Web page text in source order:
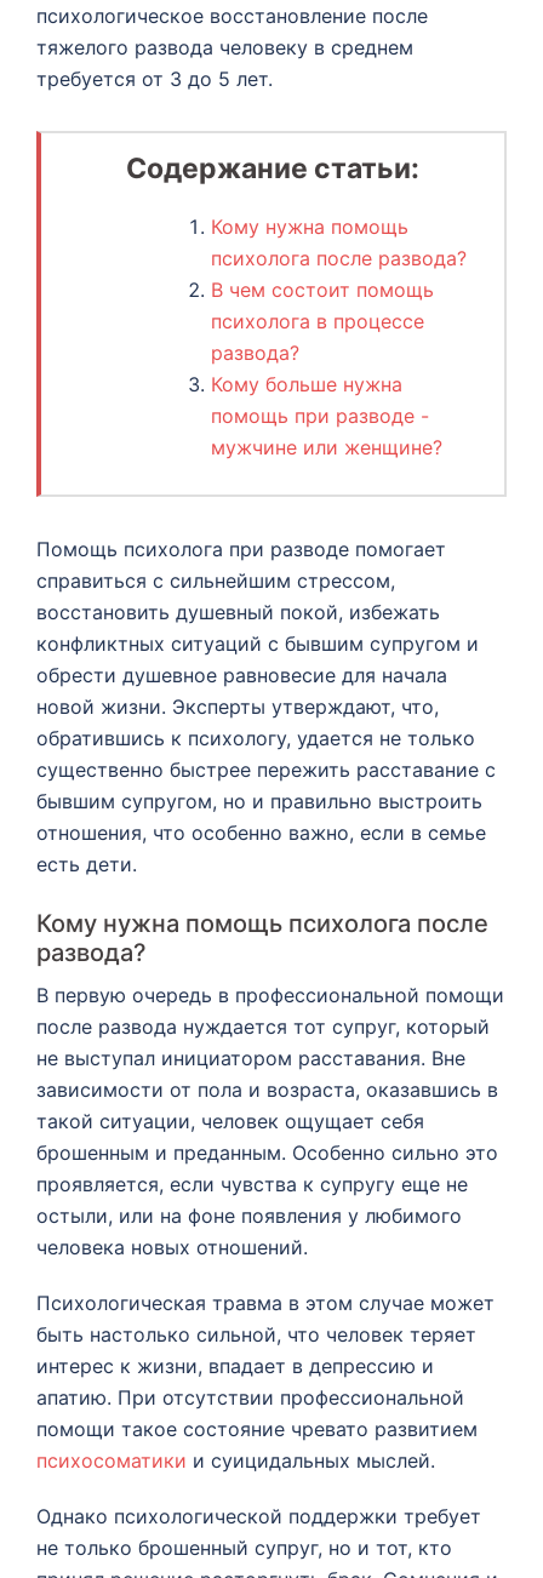
психологическое восстановление после
тяжелого развода человеку в среднем
требуется от 3 до 5 лет.
Содержание статьи:
Кому нужна помощь
психолога после развода?
В чем состоит помощь
психолога в процессе
развода?
Кому больше нужна
помощь при разводе -
мужчине или женщине?
Помощь психолога при разводе помогает
справиться с сильнейшим стрессом,
восстановить душевный покой, избежать
конфликтных ситуаций с бывшим супругом и
обрести душевное равновесие для начала
новой жизни. Эксперты утверждают, что,
обратившись к психологу, удается не только
существенно быстрее пережить расставание с
бывшим супругом, но и правильно выстроить
отношения, что особенно важно, если в семье
есть дети.
Кому нужна помощь психолога после
развода?
В первую очередь в профессиональной помощи
после развода нуждается тот супруг, который
не выступал инициатором расставания. Вне
зависимости от пола и возраста, оказавшись в
такой ситуации, человек ощущает себя
брошенным и преданным. Особенно сильно это
проявляется, если чувства к супругу еще не
остыли, или на фоне появления у любимого
человека новых отношений.
Психологическая травма в этом случае может
быть настолько сильной, что человек теряет
интерес к жизни, впадает в депрессию и
апатию. При отсутствии профессиональной
помощи такое состояние чревато развитием
психосоматики и суицидальных мыслей.
Однако психологической поддержки требует
не только брошенный супруг, но и тот, кто